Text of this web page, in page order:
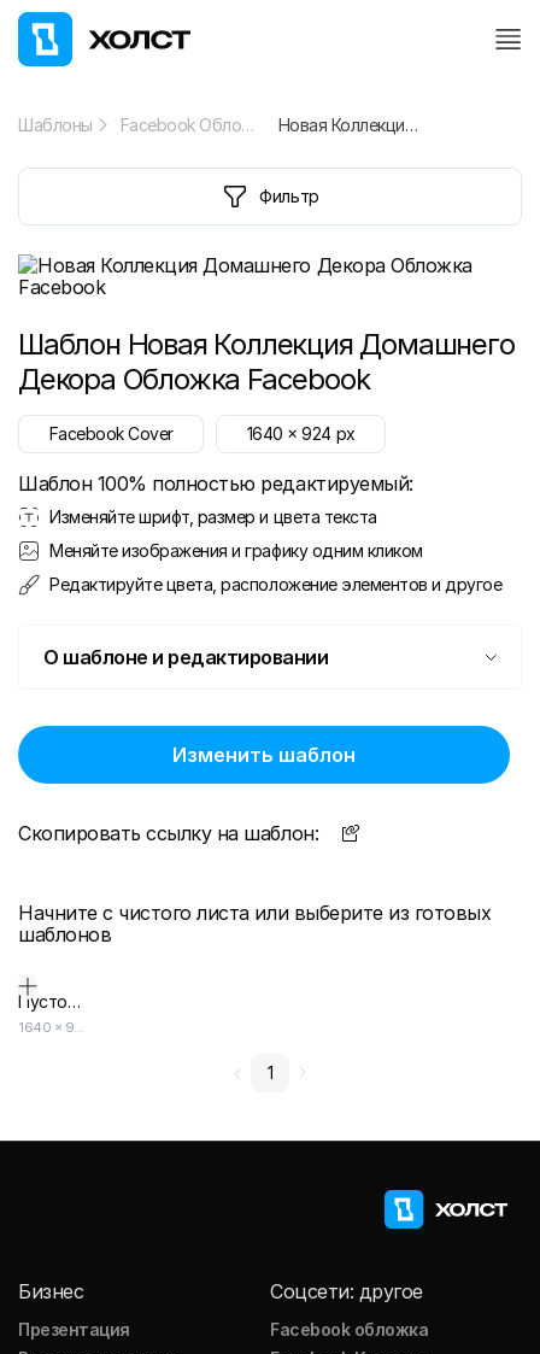
Шаблоны Facebook Обложка Новая Коллекция Домашнего Декора Обложка Facebook
Фильтр
Шаблон Новая Коллекция Домашнего
Декора Обложка Facebook
Facebook Cover 1640 x924 px
Шаблон 100% полностью редактируемый:
Изменяйте шрифт, размер и цвета текста
Меняйте изображения и графику одним кликом
Редактируйте цвета, расположение элементов и другое
О шаблоне и редактировании
Изменить шаблон
Скопировать ссылку на шаблон:
Начните с чистого листа или выберите из готовых
шаблонов
Пустой дизайн-макет
1640 × 924
1
Бизнес
Презентация
Соцсети: другое
Facebook обложка